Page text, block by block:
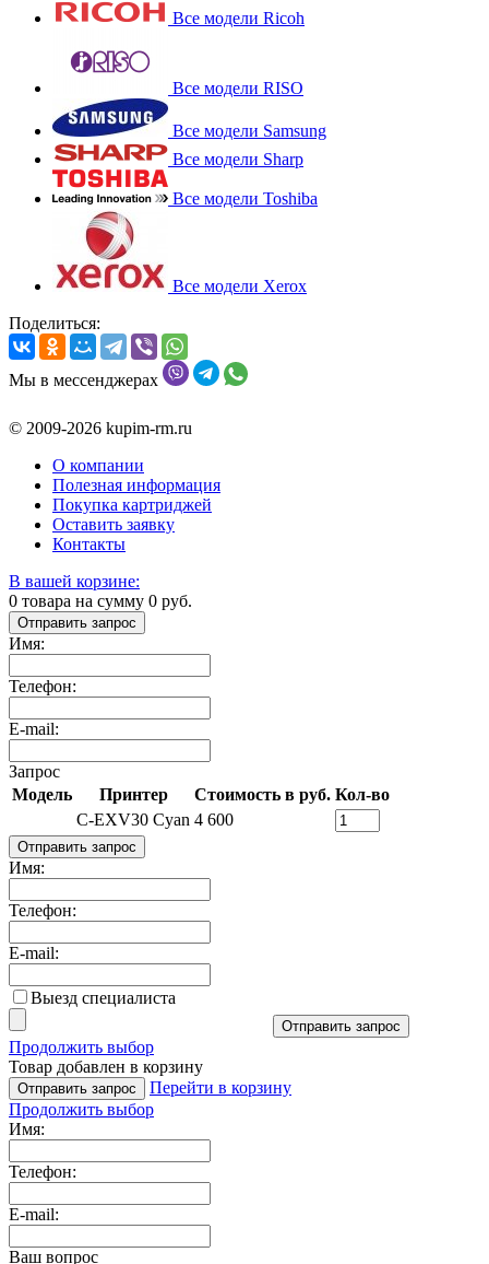
Все модели Ricoh
Все модели RISO
Все модели Samsung
Все модели Sharp
Все модели Toshiba
Все модели Xerox
Поделиться:
Мы в мессенджерах
© 2009-2026 kupim-rm.ru
О компании
Полезная информация
Покупка картриджей
Оставить заявку
Контакты
В вашей корзине:
0 товара на сумму 0 руб.
Отправить запрос
Имя:
Телефон:
E-mail:
Запрос
Модель
Принтер Стоимость в руб. Кол-во
C-EXV30 Cyan 4 600
Отправить запрос
Имя:
Телефон:
E-mail:
Выезд специалиста
Отправить запрос
Продолжить выбор
Товар добавлен в корзину
Отправить запрос
Перейти в корзину
Продолжить выбор
Имя:
Телефон:
E-mail:
Ваш вопрос